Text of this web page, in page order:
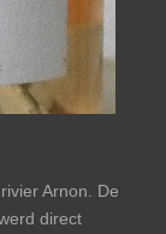
Arnon. De
direct